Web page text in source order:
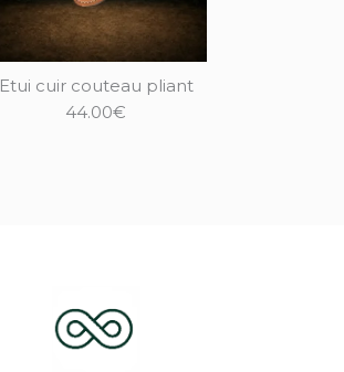
Etui cuir couteau pliant
44.00€